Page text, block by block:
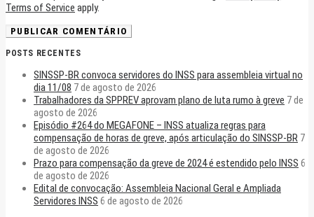
Terms of Service apply.
POSTS RECENTES
SINSSP-BR convoca servidores do INSS para assembleia virtual no
dia 11/08 7 de agosto de 2026
Trabalhadores da SPPREV aprovam plano de luta rumo à greve 7 de
agosto de 2026
Episódio #264 do MEGAFONE – INSS atualiza regras para
compensação de horas de greve, após articulação do SINSSP-BR 7
de agosto de 2026
Prazo para compensação da greve de 2024 é estendido pelo INSS 6
de agosto de 2026
Edital de convocação: Assembleia Nacional Geral e Ampliada
Servidores INSS 6 de agosto de 2026